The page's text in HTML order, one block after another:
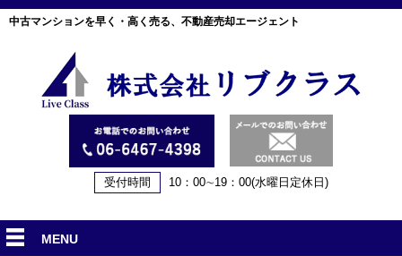
中古マンションを早く・高く売る、不動産売却エージェント
受付時間 10：00∼19：00(水曜日定休日)
MENU